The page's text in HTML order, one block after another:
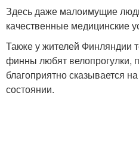
Здесь даже малоимущие
качественные медицинские
Также у жителей Финляндии
финны любят велопрогулки,
благоприятно сказывается
состоянии.